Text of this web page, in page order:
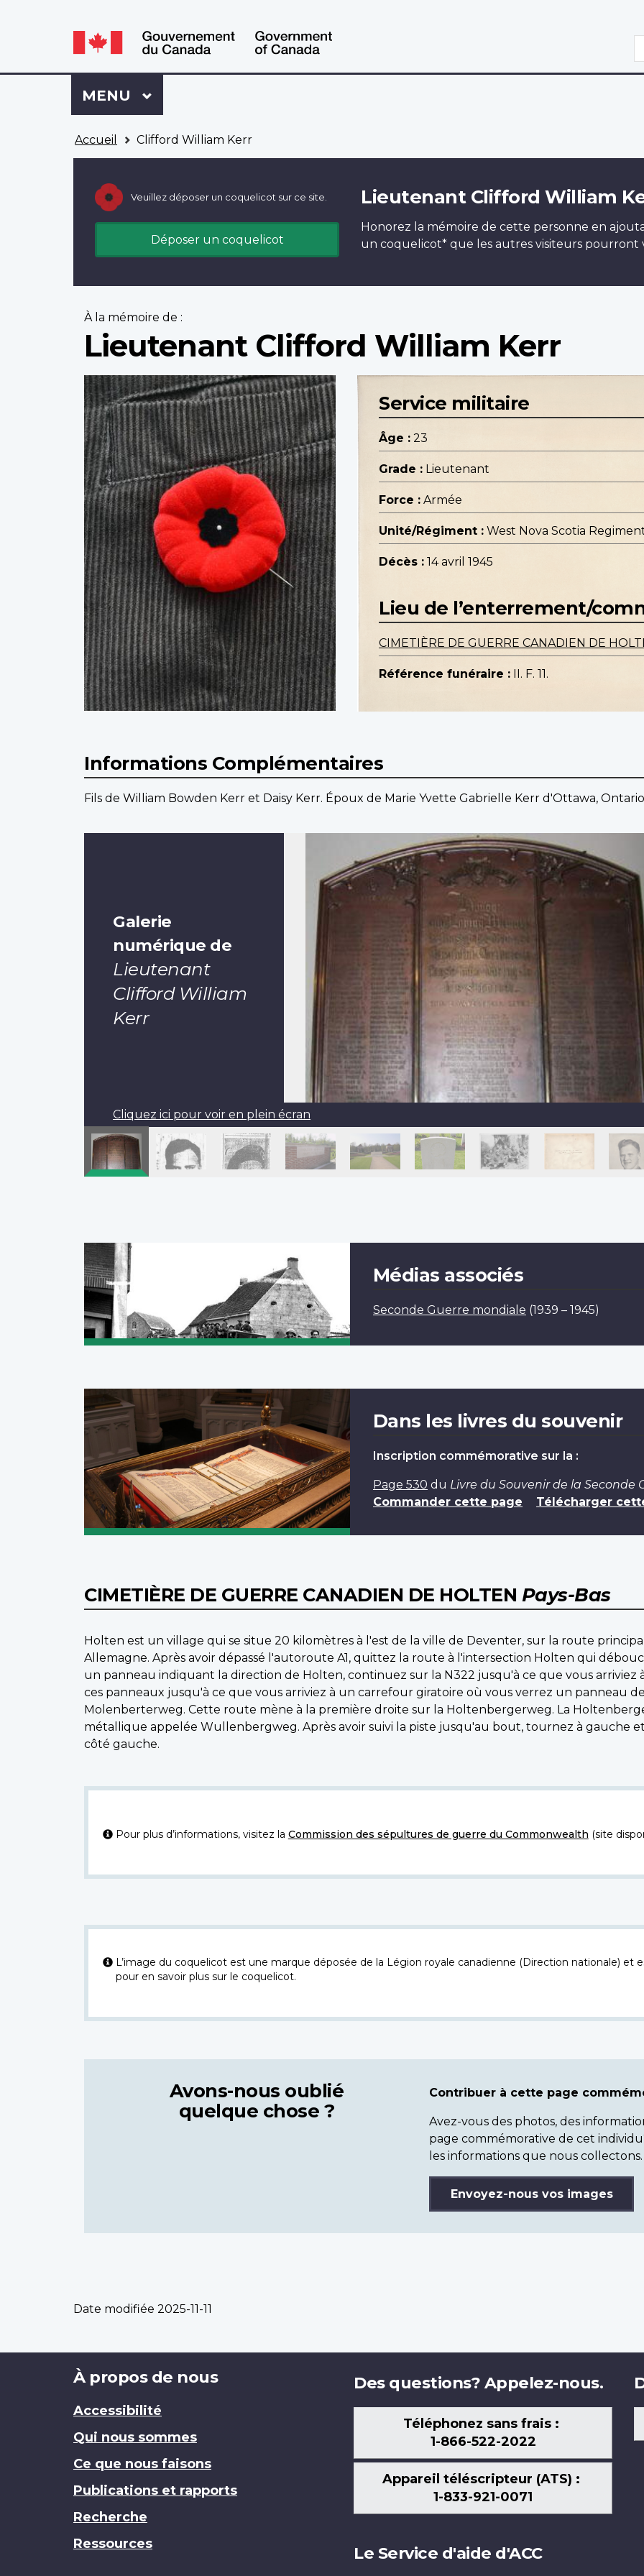
Language
switcher
Language
switcher
Se
connecter
à
Dossier
Menu
MENU PRINCIPAL
Accueil Clifford William Kerr
Veuillez déposer un coquelicot sur ce site.
Déposer un coquelicot
Lieutenant Clifford William
Honorez la mémoire de cette personne en
un coquelicot* que les autres visiteurs pourront
À la mémoire de :
Lieutenant Clifford William Kerr
Profile
image
Service militaire
Âge : 23
Grade : Lieutenant
Force : Armée
Unité/Régiment : West Nova Scotia
Décès : 14 avril 1945
Lieu de l’enterrement/
CIMETIÈRE DE GUERRE CANADIEN DE
Référence funéraire : II. F. 11.
Informations Complémentaires
Fils de William Bowden Kerr et Daisy Kerr. Époux de Marie Yvette Gabrielle Kerr d'Ottawa,
Galerie
numérique de
Lieutenant
Clifford William
Kerr
Cliquez ici pour voir en plein écran
Pagination
Médias associés
Seconde Guerre mondiale (1939 – 1945)
Dans les livres du souvenir
Inscription commémorative sur la :
Page 530 du Livre du Souvenir de la Seconde
Commander cette page
Télécharger
CIMETIÈRE DE GUERRE CANADIEN DE HOLTEN Pays-Bas
Holten est un village qui se situe 20 kilomètres à l'est de la ville de Deventer, sur la route
Allemagne. Après avoir dépassé l'autoroute A1, quittez la route à l'intersection Holten qui
un panneau indiquant la direction de Holten, continuez sur la N322 jusqu'à ce que vous
ces panneaux jusqu'à ce que vous arriviez à un carrefour giratoire où vous verrez un panneau
Molenberterweg. Cette route mène à la première droite sur la Holtenbergerweg. La
métallique appelée Wullenbergweg. Après avoir suivi la piste jusqu'au bout, tournez à gauche
côté gauche.
Pour plus d’informations, visitez la Commission des sépultures de guerre du Commonwealth (site
L’image du coquelicot est une marque déposée de la Légion royale canadienne (Direction nationale) et
pour en savoir plus sur le coquelicot.
Avons-nous oublié
quelque chose ?
Contribuer à cette page
Avez-vous des photos, des
page commémorative de cet
les informations que nous collectons.
Envoyez-nous vos images
Date modifiée 2025-11-11
Brand
À propos de nous
Accessibilité
Qui nous sommes
Ce que nous faisons
Publications et rapports
Recherche
Ressources
Des questions? Appelez-nous.
Téléphonez sans frais :
1-866-522-2022
Appareil téléscripteur (ATS) :
1-833-921-0071
Le Service d'aide d'ACC